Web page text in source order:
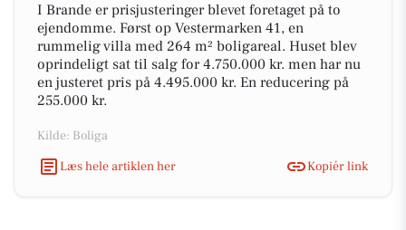
I Brande er prisjusteringer blevet foretaget på to
ejendomme. Først op Vestermarken 41, en
rummelig villa med 264 m² boligareal. Huset blev
oprindeligt sat til salg for 4.750.000 kr. men har nu
en justeret pris på 4.495.000 kr. En reducering på
255.000 kr.
Kilde: Boliga
Læs hele artiklen her
Kopiér link